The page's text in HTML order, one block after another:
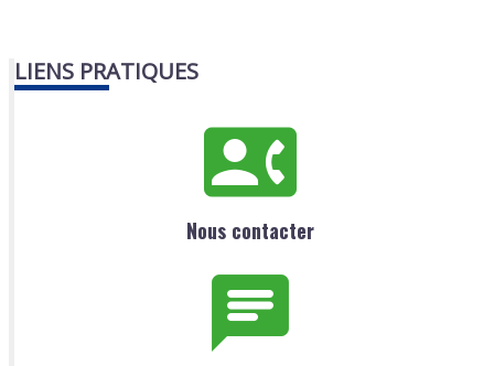
LIENS PRATIQUES
Nous contacter